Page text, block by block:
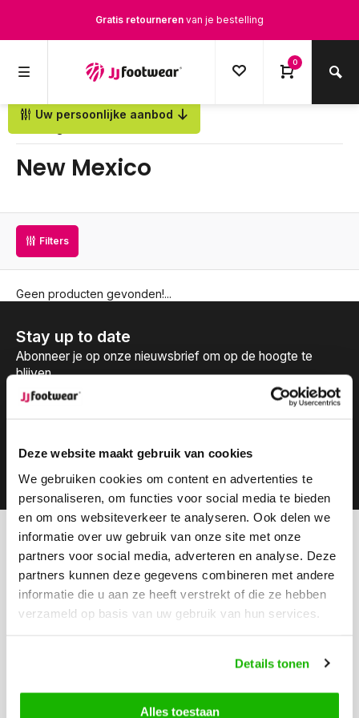
Deze website maakt gebruik van cookies
We gebruiken cookies om content en advertenties te
personaliseren, om functies voor social media te bieden
en om ons websiteverkeer te analyseren. Ook delen we
informatie over uw gebruik van onze site met onze
partners voor social media, adverteren en analyse. Deze
partners kunnen deze gegevens combineren met andere
informatie die u aan ze heeft verstrekt of die ze hebben
verzameld op basis van uw gebruik van hun services.
Details tonen
Alles toestaan
Gratis retourneren van je bestelling
0
Uw persoonlijke aanbod
New Mexico
Filters
Geen producten gevonden!...
Stay up to date
Abonneer je op onze nieuwsbrief om op de hoogte te
blijven.
Kunnen we helpen?
Klantenservice:
openingstijden
Bel ons
0416-272223